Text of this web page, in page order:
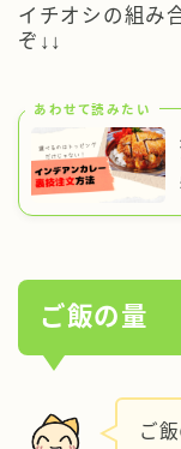
イチオシの組み
ぞ↓↓
あわせて読みたい
ご飯の量
ご